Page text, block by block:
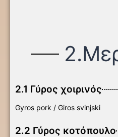
2.1 Γύρος χοιρινός
Gyros pork / Giros svinjski
2.2 Γύρος κοτόπουλο